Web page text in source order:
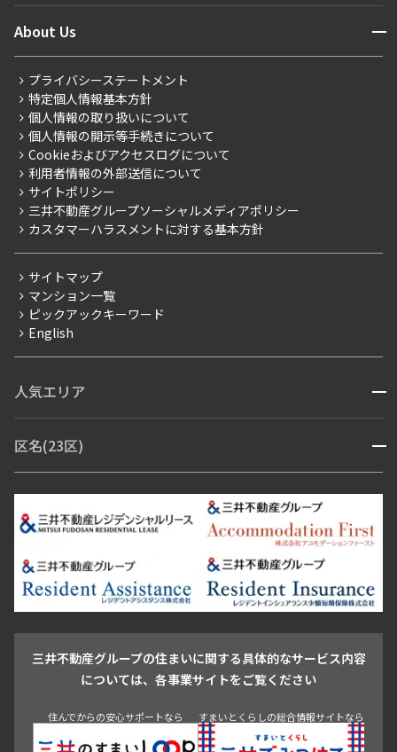
新着募集情報
こだわりから探す
こだわり一覧
プレミアムマンション
新築
当社限定（港区・渋谷区）
当社限定（港区・渋谷区以外）
三井不動産企画
賃料改定
フリーレント
ペット可
ブランドマンション
住まいのコラム
会員ページ
ご入居・提携サービス
お部屋探しからご契約まで
よくあるご質問
社宅紹介
【仲介会社様向け】当社仲介事業部取り扱い物件入居申込
About Us 開閉
会社情報
事業案内
採用情報
ニュースリリース
お問い合わせ
プライバシーステートメント
特定個人情報基本方針
個人情報の取り扱いについて
個人情報の開示等手続きについて
Cookieおよびアクセスログについて
利用者情報の外部送信について
サイトポリシー
三井不動産グループソーシャルメディアポリシー
カスタマーハラスメントに対する基本方針
サイトマップ
マンション一覧
ピックアックキーワード
English
人気エリア 開閉
青山・表参道・原宿
市ヶ谷・神楽坂・飯田橋
三田・芝・浜松町
芝浦・汐留・品川
月島・勝どき・豊洲
本郷・春日・小石川
目白・高田馬場・早稲田
池尻大橋・三軒茶屋
祐天寺・学芸大学・自由が丘
駒沢・用賀・二子玉川
成城・砧
池袋・板橋・王子
青山 渋谷 東京・大手町 新宿 品川
目黒・中目黒
区名(23区) 開閉
江東区 台東区 墨田区
中野区
豊島区
杉並区 板橋区 練馬区 荒川区
足立区
葛飾区
江戸川区
三井不動産グループの住まいに関する具体的なサービス内容
については、各事業サイトをご覧ください
住んでからの安心サポートなら すまいとくらしの総合情報サイトなら